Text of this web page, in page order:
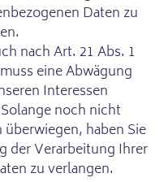
Daten zu
nach Art. 21 Abs. 1
eine Abwägung
Interessen
noch nicht
haben Sie
der Verarbeitung Ihrer
zu verlangen.